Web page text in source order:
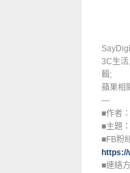
3C生活
輯;
蘋果相
—
■作者
■主題
■FB粉
https://
■連絡